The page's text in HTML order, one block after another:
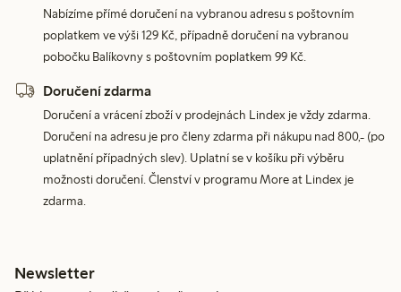
Nabízíme přímé doručení na vybranou adresu s poštovním
poplatkem ve výši 129 Kč, případně doručení na vybranou
pobočku Balíkovny s poštovním poplatkem 99 Kč.
Doručení zdarma
Doručení a vrácení zboží v prodejnách Lindex je vždy zdarma.
Doručení na adresu je pro členy zdarma při nákupu nad 800,- (po
uplatnění případných slev). Uplatní se v košíku při výběru
možnosti doručení. Členství v programu More at Lindex je
zdarma.
Newsletter